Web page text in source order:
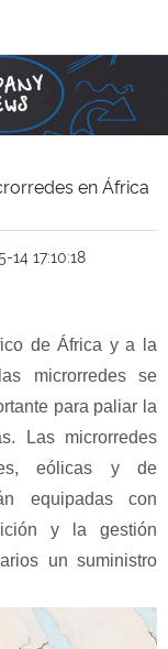
en África
17:10:18
de África y a la
microrredes se
para paliar la
Las microrredes
eólicas y de
equipadas con
y la gestión
un suministro